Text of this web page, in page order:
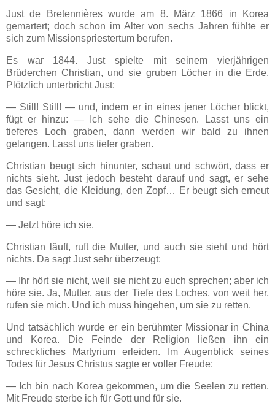
Just de Bretennières wurde am 8. März 1866 in Korea
gemartert; doch schon im Alter von sechs Jahren fühlte er
sich zum Missionspriestertum berufen.
Es war 1844. Just spielte mit seinem vierjährigen
Brüderchen Christian, und sie gruben Löcher in die Erde.
Plötzlich unterbricht Just:
— Still! Still! — und, indem er in eines jener Löcher blickt,
fügt er hinzu: — Ich sehe die Chinesen. Lasst uns ein
tieferes Loch graben, dann werden wir bald zu ihnen
gelangen. Lasst uns tiefer graben.
Christian beugt sich hinunter, schaut und schwört, dass er
nichts sieht. Just jedoch besteht darauf und sagt, er sehe
das Gesicht, die Kleidung, den Zopf… Er beugt sich erneut
und sagt:
— Jetzt höre ich sie.
Christian läuft, ruft die Mutter, und auch sie sieht und hört
nichts. Da sagt Just sehr überzeugt:
— Ihr hört sie nicht, weil sie nicht zu euch sprechen; aber ich
höre sie. Ja, Mutter, aus der Tiefe des Loches, von weit her,
rufen sie mich. Und ich muss hingehen, um sie zu retten.
Und tatsächlich wurde er ein berühmter Missionar in China
und Korea. Die Feinde der Religion ließen ihn ein
schreckliches Martyrium erleiden. Im Augenblick seines
Todes für Jesus Christus sagte er voller Freude:
— Ich bin nach Korea gekommen, um die Seelen zu retten.
Mit Freude sterbe ich für Gott und für sie.